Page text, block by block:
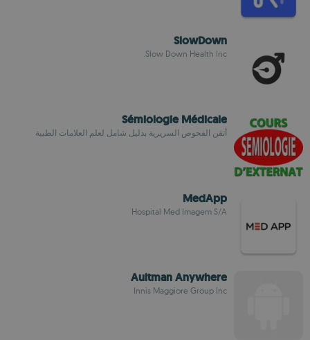
SlowDown
Slow Down Health Inc.
Sémiologie Médicale
أتقن الفحوص السريرية بدليل شامل لعلم العلامات الطبية
MedApp
Hospital Med Imagem S/A
Aultman Anywhere
Innis Maggiore Group Inc